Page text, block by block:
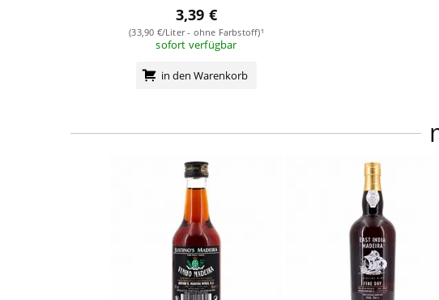
3,39 €
(33,90 €/Liter - ohne Farbstoff)¹
sofort verfügbar
in den Warenkorb